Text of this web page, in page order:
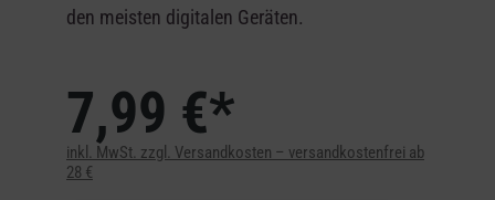
den meisten digitalen Geräten.
7,99 €*
inkl. MwSt. zzgl. Versandkosten – versandkostenfrei ab
28 €